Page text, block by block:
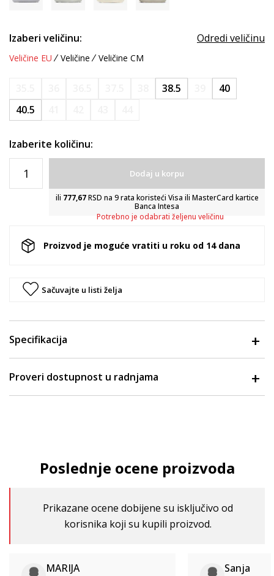
Izaberi veličinu: Odredi veličinu
Veličine EU Veličine Veličine CM
38.5
40
40.5
Izaberite količinu:
Dodaj u korpu
ili 777,67RSD na 9 rata koristeći Visa ili MasterCard kartice
Banca Intesa
Potrebno je odabrati željenu veličinu
Proizvod je moguće vratiti u roku od 14 dana
Sačuvajte u listi želja
Specifikacija
Proveri dostupnost u radnjama
Poslednje ocene proizvoda
Prikazane ocene dobijene su isključivo od
korisnika koji su kupili proizvod.
MARIJA Sanja